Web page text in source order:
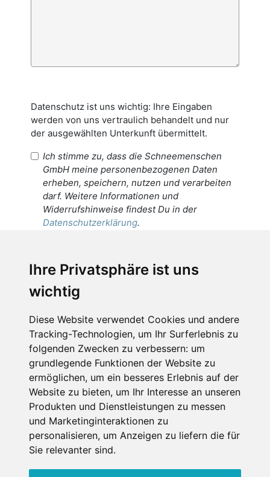
Ihre Privatsphäre ist uns
wichtig
Diese Website verwendet Cookies und andere
Tracking-Technologien, um Ihr Surferlebnis zu
folgenden Zwecken zu verbessern: um
grundlegende Funktionen der Website zu
ermöglichen, um ein besseres Erlebnis auf der
Website zu bieten, um Ihr Interesse an unseren
Produkten und Dienstleistungen zu messen
und Marketinginteraktionen zu
personalisieren, um Anzeigen zu liefern die für
Sie relevanter sind.
Datenschutz ist uns wichtig: Ihre Eingaben
werden von uns vertraulich behandelt und nur
der ausgewählten Unterkunft übermittelt.
Ich stimme zu, dass die Schneemenschen
GmbH meine personenbezogenen Daten
erheben, speichern, nutzen und verarbeiten
darf. Weitere Informationen und
Widerrufshinweise findest Du in der
Datenschutzerklärung.
personenbezogenen Daten an den
Empfänger dieser Nachricht weitergeleitet
werden dürfen. Weitere Informationen und
Widerrufshinweise findest Du in der
Datenschutzerklärung.
Anfrage abschicken
Diese Seite ist durch reCAPTCHA geschützt und es
gelten die GoogleDatenschutzerklärung und
Nutzungsbedingungen.